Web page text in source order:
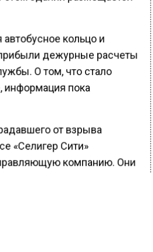
кольцо и
дежурные расчеты
О том, что стало
информация пока
от взрыва
«Селигер Сити»
компанию. Они